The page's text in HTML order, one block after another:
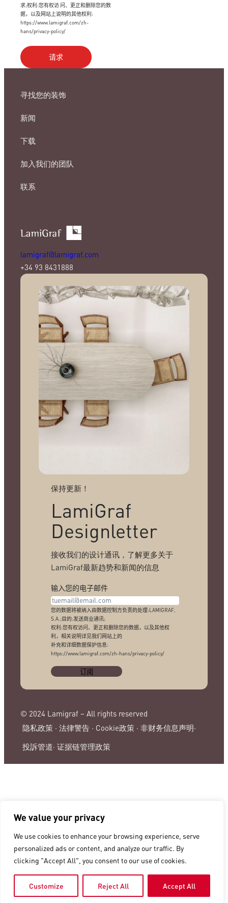
We value your privacy
We use cookies to enhance your browsing experience, serve
personalized ads or content, and analyze our traffic. By
clicking "Accept All", you consent to our use of cookies.
Customize Reject All Accept All
求;权利:您有权访 问、更正和删除您的数
据，以及网站上说明的其他权利:
https://www.lamigraf.com/zh-
hans/privacy-policy/
寻找您的装饰
新闻
下载
加入我们的团队
联系
lamigraf@lamigraf.com
+34 93 8431888
保持更新！
LamiGraf
Designletter
接收我们的设计通讯，了解更多关于
LamiGraf最新趋势和新闻的信息
输入您的电子邮件
您的数据将被纳入由数据控制方负责的处理:LAMIGRAF,
S.A.;目的:发送商业通讯;
权利:您有权访问、更正和删除您的数据，以及其他权
利，相关说明详见我们网站上的
补充和详细数据保护信息:
https://www.lamigraf.com/zh-hans/privacy-policy/
© 2024 Lamigraf – All rights reserved
隐私政策 · 法律警告 · Cookie政策 · 非财务信息声明·
投訴管道· 证据链管理政策